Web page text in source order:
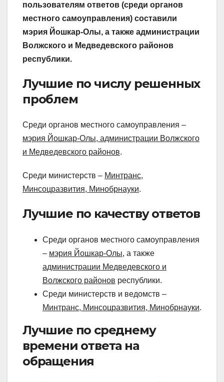
пользователям ответов (среди органов
местного самоуправления) составили
мэрия Йошкар-Олы, а также администрации
Волжского и Медведевского районов
республики.
Лучшие по числу решенных
проблем
Среди органов местного самоуправления –
мэрия Йошкар-Олы, администрации Волжского
и Медведевского районов.
Среди министерств – Минтранс,
Минсоцразвития, Минобрнауки.
Лучшие по качеству ответов
Среди органов местного самоуправления
– мэрия Йошкар-Олы, а также
администрации Медведевского и
Волжского районов республики.
Среди министерств и ведомств –
Минтранс, Минсоцразвития, Минобрнауки.
Лучшие по среднему
времени ответа на
обращения